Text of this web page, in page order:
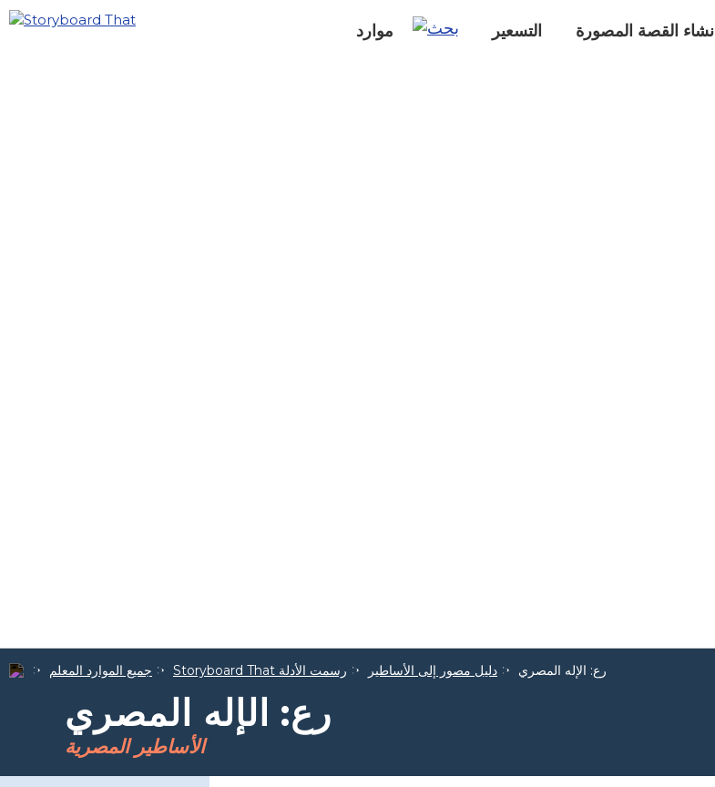
موارد التسعير إنشاء القصة المصورة
جميع الموارد المعلم Storyboard That رسمت الأدلة دليل مصور إلى الأساطير رع: الإله المصري
رع: الإله المصري
الأساطير المصرية